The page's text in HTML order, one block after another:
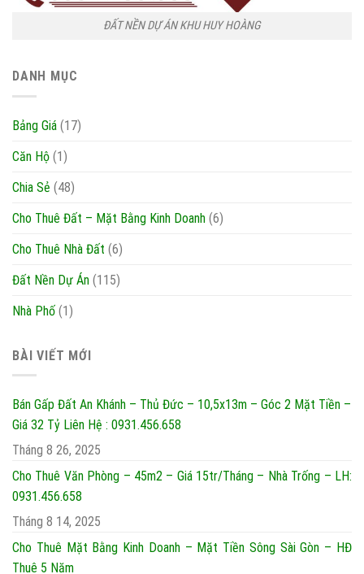
ĐẤT NỀN DỰ ÁN KHU HUY HOÀNG
DANH MỤC
Bảng Giá (17)
Căn Hộ (1)
Chia Sẻ (48)
Cho Thuê Đất – Mặt Bằng Kinh Doanh (6)
Cho Thuê Nhà Đất (6)
Đất Nền Dự Án (115)
Nhà Phố (1)
BÀI VIẾT MỚI
Bán Gấp Đất An Khánh – Thủ Đức – 10,5x13m – Góc 2 Mặt Tiền –
Giá 32 Tỷ Liên Hệ : 0931.456.658
Tháng 8 26, 2025
Cho Thuê Văn Phòng – 45m2 – Giá 15tr/Tháng – Nhà Trống – LH:
0931.456.658
Tháng 8 14, 2025
Cho Thuê Mặt Bằng Kinh Doanh – Mặt Tiền Sông Sài Gòn – HĐ
Thuê 5 Năm